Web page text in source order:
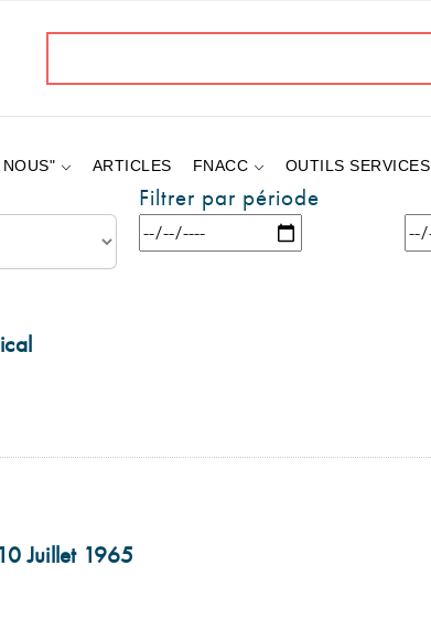
ARTICLES FNACC OUTILS SERVICES
Filtrer par période
Juillet 1965